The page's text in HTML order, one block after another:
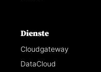
Dienste
Cloudgateway
DataCloud